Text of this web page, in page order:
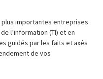
plus importantes entreprises
l’information (TI) et en
guidés par les faits et axés
de vos